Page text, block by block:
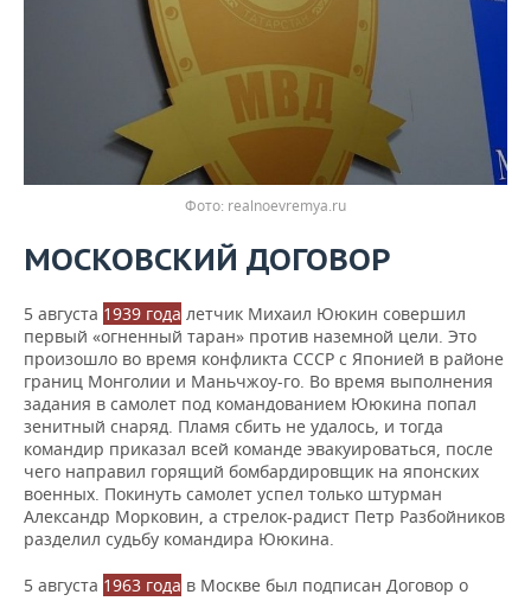
realnoevremya.ru
МОСКОВСКИЙ ДОГОВОР
5 августа 1939 года летчик Михаил Ююкин совершил
первый «огненный таран» против наземной цели. Это
произошло во время конфликта СССР с Японией в районе
границ Монголии и Маньчжоу-го. Во время выполнения
задания в самолет под командованием Ююкина попал
зенитный снаряд. Пламя сбить не удалось, и тогда
командир приказал всей команде эвакуироваться, после
чего направил горящий бомбардировщик на японских
военных. Покинуть самолет успел только штурман
Александр Морковин, а стрелок-радист Петр Разбойников
разделил судьбу командира Ююкина.
5 августа 1963 года в Москве был подписан Договор о